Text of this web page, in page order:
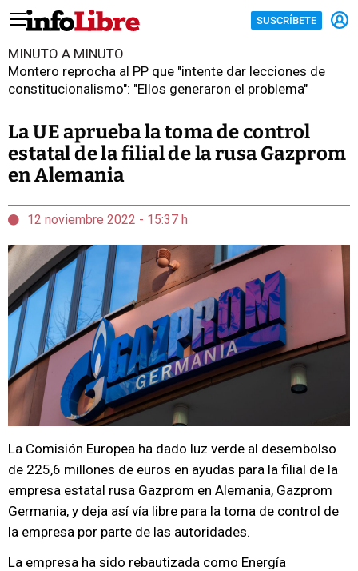
SUSCRÍBETE
MINUTO A MINUTO
Montero reprocha al PP que "intente dar lecciones de
constitucionalismo": "Ellos generaron el problema"
La UE aprueba la toma de control
estatal de la filial de la rusa Gazprom
en Alemania
12 noviembre 2022 - 15:37 h
La Comisión Europea ha dado luz verde al desembolso
de 225,6 millones de euros en ayudas para la filial de la
empresa estatal rusa Gazprom en Alemania, Gazprom
Germania, y deja así vía libre para la toma de control de
la empresa por parte de las autoridades.
La empresa ha sido rebautizada como Energía